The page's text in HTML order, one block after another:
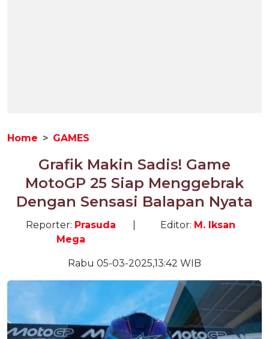
Home GAMES
Grafik Makin Sadis! Game
MotoGP 25 Siap Menggebrak
Dengan Sensasi Balapan Nyata
Reporter: Prasuda
Mega
Editor: M. Iksan
Rabu 05-03-2025,13:42 WIB